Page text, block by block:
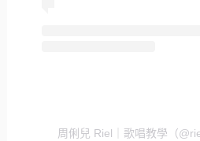
周俐兒 Riel｜歌唱教學（